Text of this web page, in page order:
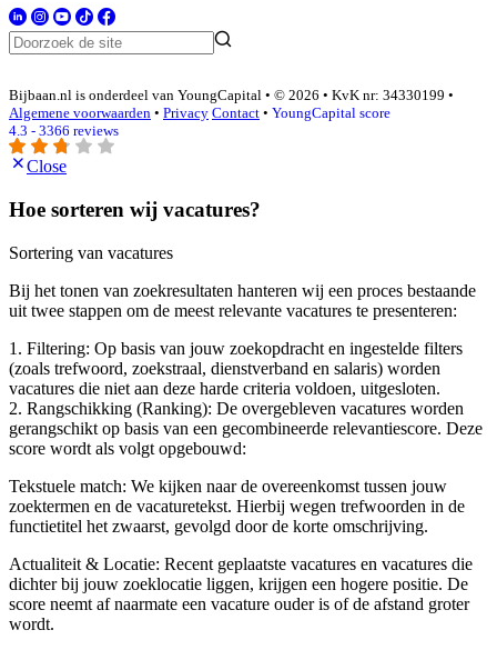
Bijbaan.nl is onderdeel van YoungCapital • © 2026 • KvK nr: 34330199 •
Algemene voorwaarden • Privacy Contact • YoungCapital score
4.3 - 3366 reviews
Close
Hoe sorteren wij vacatures?
Sortering van vacatures
Bij het tonen van zoekresultaten hanteren wij een proces bestaande
uit twee stappen om de meest relevante vacatures te presenteren:
1. Filtering: Op basis van jouw zoekopdracht en ingestelde filters
(zoals trefwoord, zoekstraal, dienstverband en salaris) worden
vacatures die niet aan deze harde criteria voldoen, uitgesloten.
2. Rangschikking (Ranking): De overgebleven vacatures worden
gerangschikt op basis van een gecombineerde relevantiescore. Deze
score wordt als volgt opgebouwd:
Tekstuele match: We kijken naar de overeenkomst tussen jouw
zoektermen en de vacaturetekst. Hierbij wegen trefwoorden in de
functietitel het zwaarst, gevolgd door de korte omschrijving.
Actualiteit & Locatie: Recent geplaatste vacatures en vacatures die
dichter bij jouw zoeklocatie liggen, krijgen een hogere positie. De
score neemt af naarmate een vacature ouder is of de afstand groter
wordt.